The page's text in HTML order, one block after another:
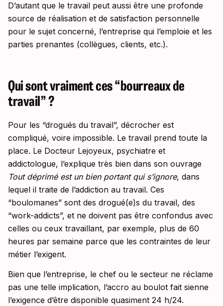
D’autant que le travail peut aussi être une profonde
source de réalisation et de satisfaction personnelle
pour le sujet concerné, l’entreprise qui l’emploie et les
parties prenantes (collègues, clients, etc.).
Qui sont vraiment ces “bourreaux de
travail” ?
Pour les “drogués du travail”, décrocher est
compliqué, voire impossible. Le travail prend toute la
place. Le Docteur Lejoyeux, psychiatre et
addictologue, l’explique très bien dans son ouvrage
Tout déprimé est un bien portant qui s’ignore, dans
lequel il traite de l’addiction au travail. Ces
“boulomanes” sont des drogué(e)s du travail, des
“work-addicts”, et ne doivent pas être confondus avec
celles ou ceux travaillant, par exemple, plus de 60
heures par semaine parce que les contraintes de leur
métier l’exigent.
Bien que l’entreprise, le chef ou le secteur ne réclame
pas une telle implication, l’accro au boulot fait sienne
l’exigence d’être disponible quasiment 24 h/24.